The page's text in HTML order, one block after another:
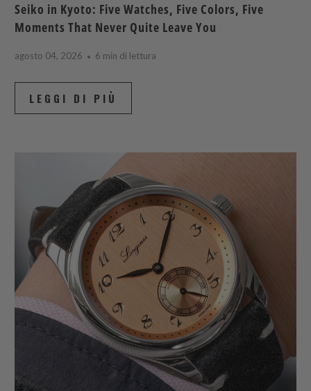
Seiko in Kyoto: Five Watches, Five Colors, Five
Moments That Never Quite Leave You
agosto 04, 2026 6 min di lettura
LEGGI DI PIÙ